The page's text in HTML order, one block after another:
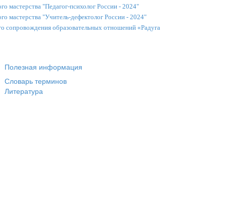
мастерства "Педагог-психолог России - 2024"
мастерства "Учитель-дефектолог России - 2024"
сопровождения образовательных отношений «Радуга
Полезная информация
Словарь терминов
Литература